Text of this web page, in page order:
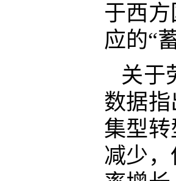
于西
应的“
关于
数据
集型
减少